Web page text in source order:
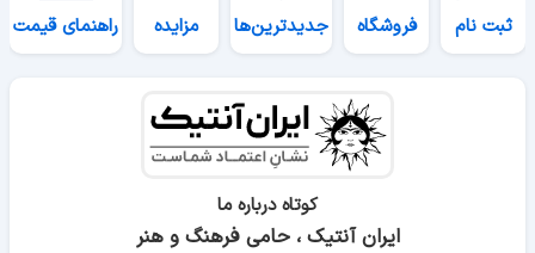
ثبت نام فروشگاه جدیدترین‌ها مزایده راهنمای قیمت
کوتاه درباره ما
ایران آنتیک ، حامی فرهنگ و هنر